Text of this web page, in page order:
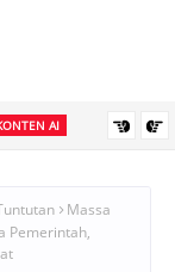
AI
Massa
Pemerintah,